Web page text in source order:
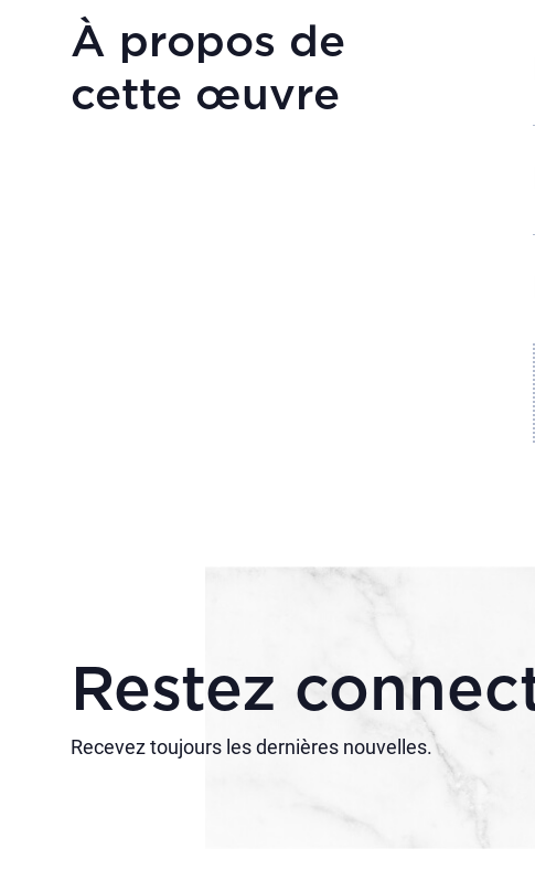
À propos de
cette œuvre
Restez
Recevez toujours les dernières nouvelles.